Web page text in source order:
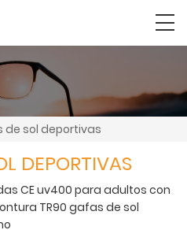
de sol deportivas
DEPORTIVAS
CE uv400 para adultos con
TR90 gafas de sol